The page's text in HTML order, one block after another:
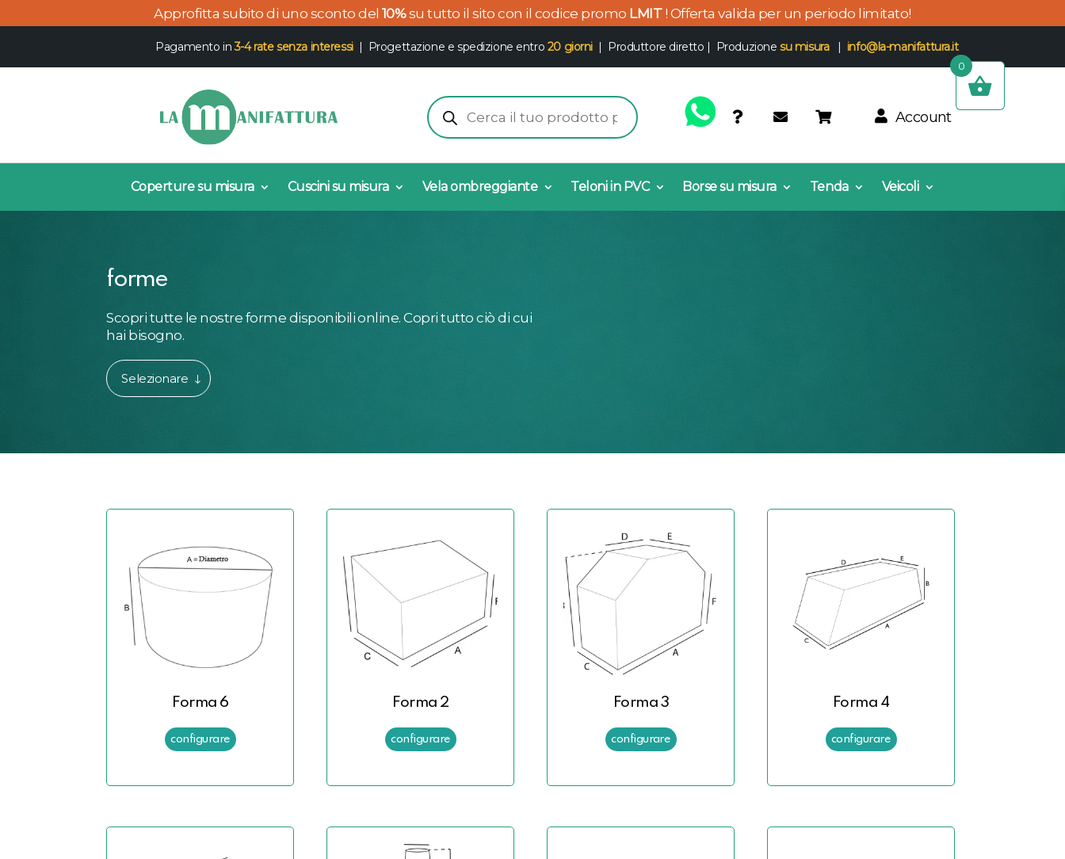
Approfitta subito di uno sconto del 10%su tutto il sito con il codice promo LMIT! Offerta valida per un periodo limitato!
Pagamento in3-4 rate senza interessi| Progettazione e spedizione entro 20 giorni | Produttore diretto | Produzionesu misura| info@la-manifattura.it
Products
search
Account
Coperture su misura Cuscini su misura Vela ombreggiante Teloni in PVC Borse su misura Tenda Veicoli
forme
Scopri tutte le nostre forme disponibili online. Copri tutto ciò di cui
hai bisogno.
Selezionare
Forma 6 Forma 2 Forma 3 Forma 4
0